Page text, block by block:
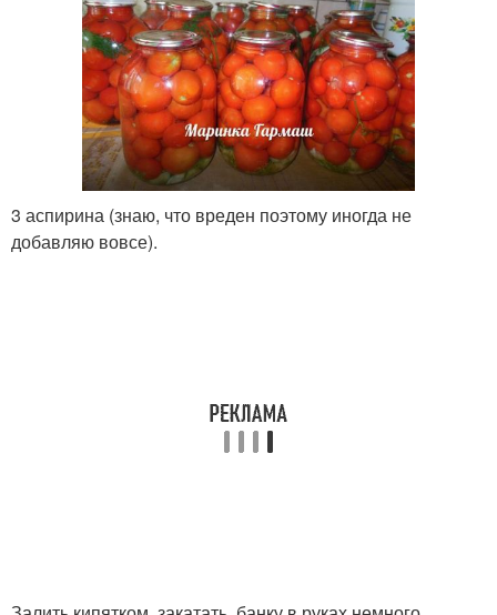
3 аспирина (знаю, что вреден поэтому иногда не
добавляю вовсе).